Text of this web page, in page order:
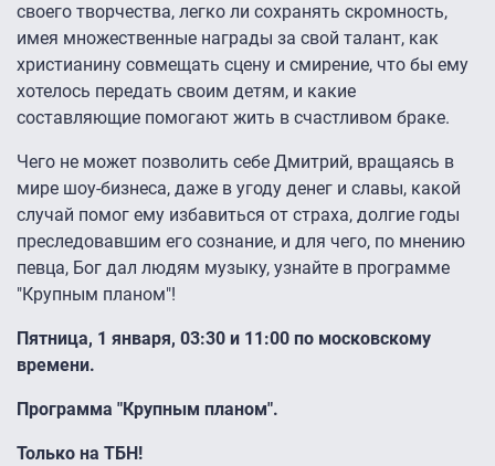
своего творчества, легко ли сохранять скромность,
имея множественные награды за свой талант, как
христианину совмещать сцену и смирение, что бы ему
хотелось передать своим детям, и какие
составляющие помогают жить в счастливом браке.
Чего не может позволить себе Дмитрий, вращаясь в
мире шоу-бизнеса, даже в угоду денег и славы, какой
случай помог ему избавиться от страха, долгие годы
преследовавшим его сознание, и для чего, по мнению
певца, Бог дал людям музыку, узнайте в программе
"Крупным планом"!
Пятница, 1 января, 03:30 и 11:00 по московскому
времени.
Программа "Крупным планом".
Только на ТБН!